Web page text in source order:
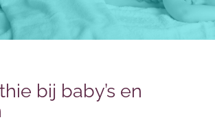
bij baby’s en